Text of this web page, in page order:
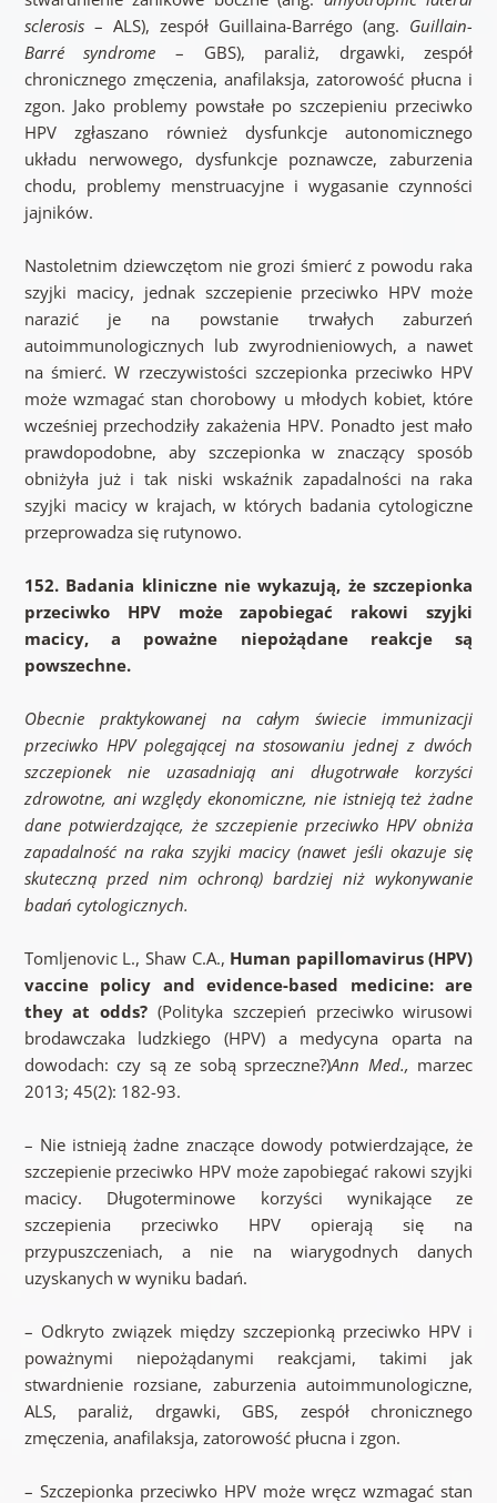
sclerosis– ALS), zespół Guillaina-Barrégo (ang. Guillain-
Barré syndrome – GBS), paraliż, drgawki, zespół
chronicznego zmęczenia, anafilaksja, zatorowość płucna i
zgon. Jako problemy powstałe po szczepieniu przeciwko
HPV zgłaszano również dysfunkcje autonomicznego
układu nerwowego, dysfunkcje poznawcze, zaburzenia
chodu, problemy menstruacyjne i wygasanie czynności
jajników.
Nastoletnim dziewczętom nie grozi śmierć z powodu raka
szyjki macicy, jednak szczepienie przeciwko HPV może
narazić je na powstanie trwałych zaburzeń
autoimmunologicznych lub zwyrodnieniowych, a nawet
na śmierć. W rzeczywistości szczepionka przeciwko HPV
może wzmagać stan chorobowy u młodych kobiet, które
wcześniej przechodziły zakażenia HPV. Ponadto jest mało
prawdopodobne, aby szczepionka w znaczący sposób
obniżyła już i tak niski wskaźnik zapadalności na raka
szyjki macicy w krajach, w których badania cytologiczne
przeprowadza się rutynowo.
152. Badania kliniczne nie wykazują, że szczepionka
przeciwko HPV może zapobiegać rakowi szyjki
macicy, a poważne niepożądane reakcje są
powszechne.
Obecnie praktykowanej na całym świecie immunizacji
przeciwko HPV polegającej na stosowaniu jednej z dwóch
szczepionek nie uzasadniają ani długotrwałe korzyści
zdrowotne, ani względy ekonomiczne, nie istnieją też żadne
dane potwierdzające, że szczepienie przeciwko HPV obniża
zapadalność na raka szyjki macicy (nawet jeśli okazuje się
skuteczną przed nim ochroną) bardziej niż wykonywanie
badań cytologicznych.
Tomljenovic L., Shaw C.A., Human papillomavirus (HPV)
vaccine policy and evidence-based medicine: are
they at odds? (Polityka szczepień przeciwko wirusowi
brodawczaka ludzkiego (HPV) a medycyna oparta na
dowodach: czy są ze sobą sprzeczne?)Ann Med., marzec
2013; 45(2): 182-93.
– Nie istnieją żadne znaczące dowody potwierdzające, że
szczepienie przeciwko HPV może zapobiegać rakowi szyjki
macicy. Długoterminowe korzyści wynikające ze
szczepienia przeciwko HPV opierają się na
przypuszczeniach, a nie na wiarygodnych danych
uzyskanych w wyniku badań.
– Odkryto związek między szczepionką przeciwko HPV i
poważnymi niepożądanymi reakcjami, takimi jak
stwardnienie rozsiane, zaburzenia autoimmunologiczne,
ALS, paraliż, drgawki, GBS, zespół chronicznego
zmęczenia, anafilaksja, zatorowość płucna i zgon.
– Szczepionka przeciwko HPV może wręcz wzmagać stan